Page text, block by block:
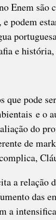
Enem são
podem
e
que pode
e o
do
de
a relação
das
a